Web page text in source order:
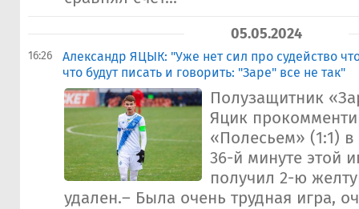
05.05.2024
16:26
​Александр ЯЦЫК: "Уже нет сил про судейство
что будут писать и говорить: "Заре" все не так"
Полузащитник
Яцик
«Полесьем» (1:1)
36-й минуте этой
получил 2-ю
удален.– Была очень трудная игра,